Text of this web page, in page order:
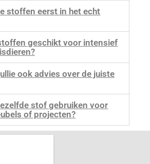
stoffen eerst in het echt
geschikt voor intensief
ook advies over de juiste
stof gebruiken voor
of projecten?